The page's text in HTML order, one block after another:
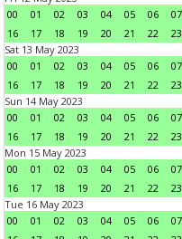
00
01 02 03 04 05 06 07
16
17 18 19 20 21 22
23
Sat 13 May 2023
00
01 02 03 04 05 06 07
16
17 18 19 20 21 22
23
Sun 14 May 2023
00
01 02 03 04 05 06 07
16
17 18 19 20 21 22
23
Mon 15 May 2023
00
01 02 03 04 05 06 07
16
17 18 19 20 21 22
23
Tue 16 May 2023
00
01 02 03 04 05 06 07